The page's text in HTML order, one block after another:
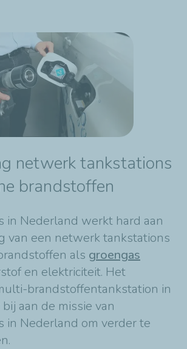
netwerk tankstations
brandstoffen
in Nederland werkt hard aan
van een netwerk tankstations
als groengas
en elektriciteit. Het
brandstoffentankstation in
aan de missie van
in Nederland om verder te